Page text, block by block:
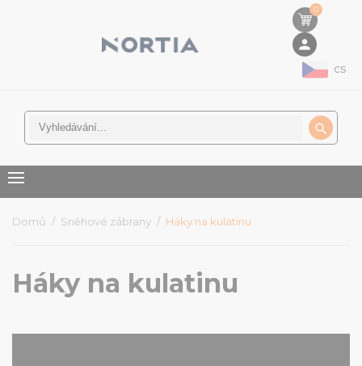
0
person
cs

Domů Sněhové zábrany Háky na kulatinu
Háky na kulatinu